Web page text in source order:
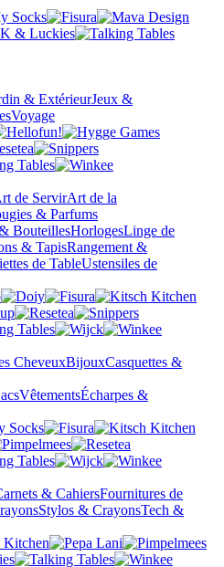
& ExtérieurJeux &
Voyage
de ServirArt de la
& Parfums
BouteillesHorlogesLinge de
& TapisRangement &
de TableUstensiles de
CheveuxBijouxCasquettes &
VêtementsÉcharpes &
& CahiersFournitures de
Stylos & CrayonsTech &